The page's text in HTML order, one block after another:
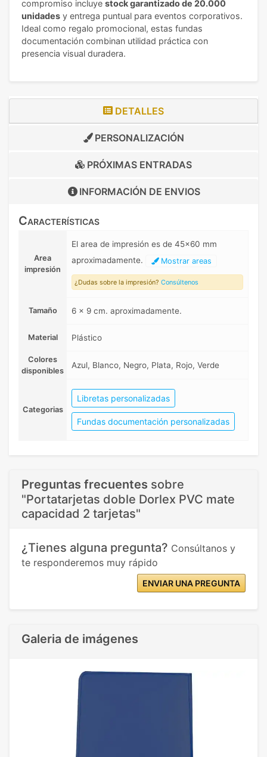
compromiso incluye stock garantizado de 20.000
unidades y entrega puntual para eventos corporativos.
Ideal como regalo promocional, estas fundas
documentación combinan utilidad práctica con
presencia visual duradera.
DETALLES
PERSONALIZACIÓN
PRÓXIMAS ENTRADAS
INFORMACIÓN DE ENVIOS
Características
Area
impresión
El area de impresión es de 45x60 mm
aproximadamente.
Mostrar areas
¿Dudas sobre la impresión? Consúltenos
Tamaño 6 x 9 cm. aproximadamente.
Material Plástico
Colores
disponibles
Azul, Blanco, Negro, Plata, Rojo, Verde
Categorias
Libretas personalizadas
Fundas documentación personalizadas
Preguntas frecuentes sobre
"Portatarjetas doble Dorlex PVC mate
capacidad 2 tarjetas"
¿Tienes alguna pregunta? Consúltanos y
te responderemos muy rápido
ENVIAR UNA PREGUNTA
Galeria de imágenes